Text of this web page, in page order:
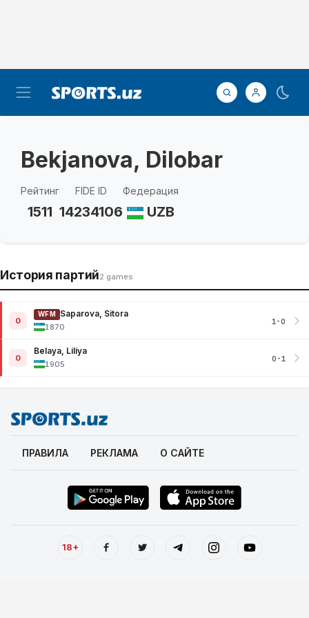
Bekjanova, Dilobar
Рейтинг
1511
FIDE ID
14234106
Федерация
UZB
История партий2 games
0
WFM
Saparova, Sitora
1870
1-0
0
Belaya, Liliya
1905
0-1
ПРАВИЛА РЕКЛАМА О САЙТЕ
18+